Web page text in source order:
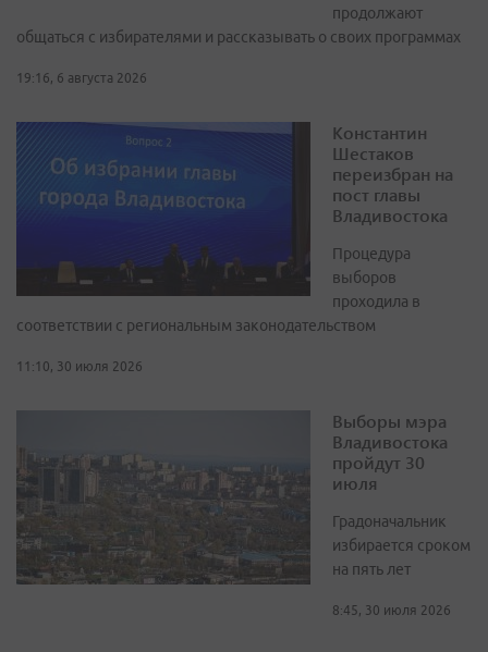
продолжают
общаться с избирателями и рассказывать о своих программах
19:16, 6 августа 2026
Константин
Шестаков
переизбран на
пост главы
Владивостока
Процедура
выборов
проходила в
соответствии с региональным законодательством
11:10, 30 июля 2026
Выборы мэра
Владивостока
пройдут 30
июля
Градоначальник
избирается сроком
на пять лет
8:45, 30 июля 2026